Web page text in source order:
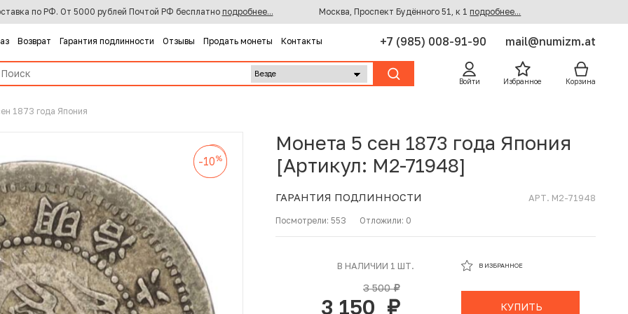
по РФ. От 5000 рублей Почтой РФ бесплатно подробнее... Москва, Проспект Будённого 51, к 1 подробнее...
Возврат Гарантия подлинности Отзывы Продать монеты Контакты +7 (985) 008-91-90 mail@numizm.at
Войти Избранное Корзина
1873 года Япония
-10%
-10%
-10%
Монета 5 сен 1873 года Япония
[Артикул: M2-71948]
ГАРАНТИЯ ПОДЛИННОСТИ АРТ. M2-71948
Посмотрели: 553 Отложили: 0
В НАЛИЧИИ 1 ШТ.
3 500руб.
3 150
В ИЗБРАННОЕ
КУПИТЬ